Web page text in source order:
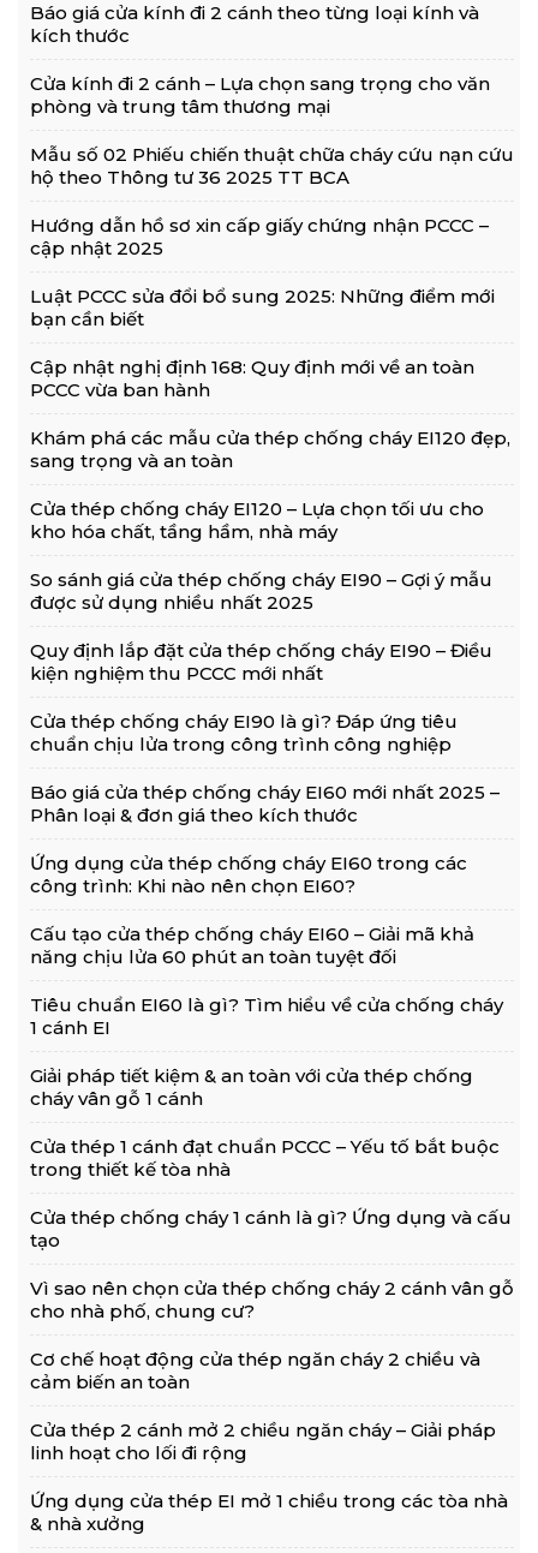
Báo giá cửa kính đi 2 cánh theo từng loại kính và
kích thước
Cửa kính đi 2 cánh – Lựa chọn sang trọng cho văn
phòng và trung tâm thương mại
Mẫu số 02 Phiếu chiến thuật chữa cháy cứu nạn cứu
hộ theo Thông tư 36 2025 TT BCA
Hướng dẫn hồ sơ xin cấp giấy chứng nhận PCCC –
cập nhật 2025
Luật PCCC sửa đổi bổ sung 2025: Những điểm mới
bạn cần biết
Cập nhật nghị định 168: Quy định mới về an toàn
PCCC vừa ban hành
Khám phá các mẫu cửa thép chống cháy EI120 đẹp,
sang trọng và an toàn
Cửa thép chống cháy EI120 – Lựa chọn tối ưu cho
kho hóa chất, tầng hầm, nhà máy
So sánh giá cửa thép chống cháy EI90 – Gợi ý mẫu
được sử dụng nhiều nhất 2025
Quy định lắp đặt cửa thép chống cháy EI90 – Điều
kiện nghiệm thu PCCC mới nhất
Cửa thép chống cháy EI90 là gì? Đáp ứng tiêu
chuẩn chịu lửa trong công trình công nghiệp
Báo giá cửa thép chống cháy EI60 mới nhất 2025 –
Phân loại & đơn giá theo kích thước
Ứng dụng cửa thép chống cháy EI60 trong các
công trình: Khi nào nên chọn EI60?
Cấu tạo cửa thép chống cháy EI60 – Giải mã khả
năng chịu lửa 60 phút an toàn tuyệt đối
Tiêu chuẩn EI60 là gì? Tìm hiểu về cửa chống cháy
1 cánh EI
Giải pháp tiết kiệm & an toàn với cửa thép chống
cháy vân gỗ 1 cánh
Cửa thép 1 cánh đạt chuẩn PCCC – Yếu tố bắt buộc
trong thiết kế tòa nhà
Cửa thép chống cháy 1 cánh là gì? Ứng dụng và cấu
tạo
Vì sao nên chọn cửa thép chống cháy 2 cánh vân gỗ
cho nhà phố, chung cư?
Cơ chế hoạt động cửa thép ngăn cháy 2 chiều và
cảm biến an toàn
Cửa thép 2 cánh mở 2 chiều ngăn cháy – Giải pháp
linh hoạt cho lối đi rộng
Ứng dụng cửa thép EI mở 1 chiều trong các tòa nhà
& nhà xưởng